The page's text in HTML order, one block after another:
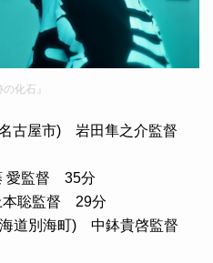
の化石』
名古屋市) 岩田隼之介監督
愛監督 35分
本聡監督 29分
海道別海町) 中鉢貴啓監督